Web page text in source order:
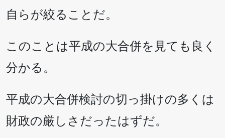
自らが絞ることだ。
このことは平成の大合併を見ても良く
分かる。
平成の大合併検討の切っ掛けの多くは
財政の厳しさだったはずだ。